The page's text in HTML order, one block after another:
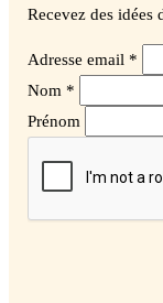
Recevez des idées
Adresse email *
Nom *
Prénom